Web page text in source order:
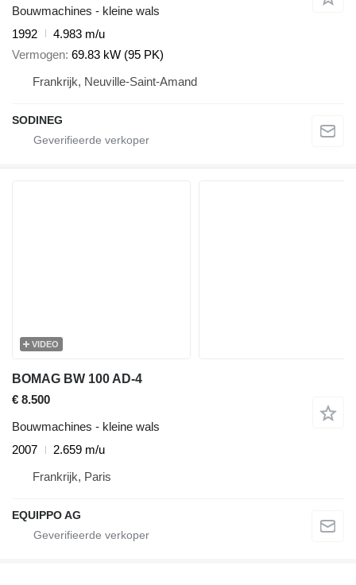
Bouwmachines - kleine wals
1992
4.983 m/u
Vermogen 69.83 kW (95 PK)
Frankrijk, Neuville-Saint-Amand
SODINEG
VIDEO
BOMAG BW 100 AD-4
€ 8.500
Bouwmachines - kleine wals
2007
2.659 m/u
Frankrijk, Paris
EQUIPPO AG